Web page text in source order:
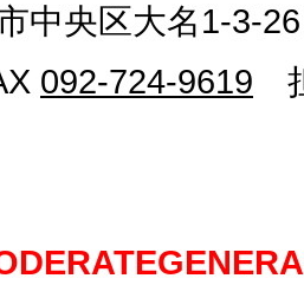
中央区大名1-3-
092-724-9619